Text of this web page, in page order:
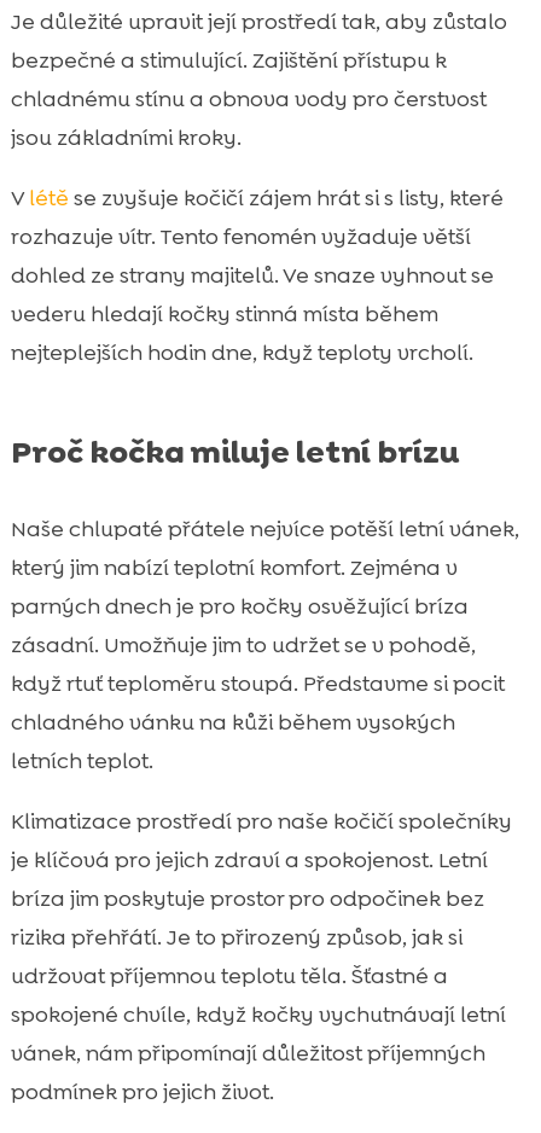
Je důležité upravit její prostředí tak, aby zůstalo
bezpečné a stimulující. Zajištění přístupu k
chladnému stínu a obnova vody pro čerstvost
jsou základními kroky.
Vlétě se zvyšuje kočičí zájem hrát si s listy, které
rozhazuje vítr. Tento fenomén vyžaduje větší
dohled ze strany majitelů. Ve snaze vyhnout se
vederu hledají kočky stinná místa během
nejteplejších hodin dne, když teploty vrcholí.
Proč kočka miluje letní brízu
Naše chlupaté přátele nejvíce potěší letní vánek,
který jim nabízí teplotní komfort. Zejména v
parných dnech je pro kočky osvěžující bríza
zásadní. Umožňuje jim to udržet se v pohodě,
když rtuť teploměru stoupá. Představme si pocit
chladného vánku na kůži během vysokých
letních teplot.
Klimatizace prostředí pro naše kočičí společníky
je klíčová pro jejich zdraví a spokojenost. Letní
bríza jim poskytuje prostor pro odpočinek bez
rizika přehřátí. Je to přirozený způsob, jak si
udržovat příjemnou teplotu těla. Šťastné a
spokojené chvíle, když kočky vychutnávají letní
vánek, nám připomínají důležitost příjemných
podmínek pro jejich život.